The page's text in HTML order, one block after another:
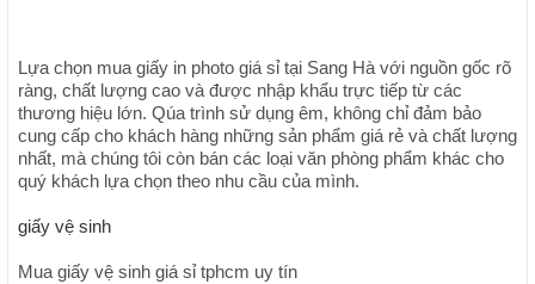
Lựa chọn mua giấy in photo giá sỉ tại Sang Hà với nguồn gốc rõ
ràng, chất lượng cao và được nhập khẩu trực tiếp từ các
thương hiệu lớn. Qúa trình sử dụng êm, không chỉ đảm bảo
cung cấp cho khách hàng những sản phẩm giá rẻ và chất lượng
nhất, mà chúng tôi còn bán các loại văn phòng phẩm khác cho
quý khách lựa chọn theo nhu cầu của mình.
giấy vệ sinh
Mua giấy vệ sinh giá sỉ tphcm uy tín